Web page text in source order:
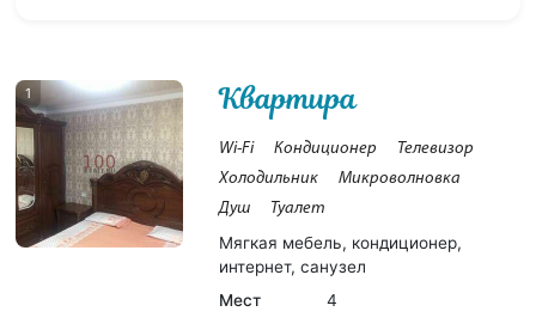
1 Квартира
Wi-Fi Кондиционер
Телевизор
Холодильник
Микроволновка
Душ
Туалет
Мягкая мебель, кондиционер,
интернет, санузел
Мест
4